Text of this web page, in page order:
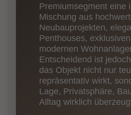
Premiumsegment eine
Mischung aus
Neubauprojekten,
Penthouses,
modernen
Entscheidend ist
das Objekt nicht nur
repräsentativ wirkt,
Lage, Privatsphäre,
Alltag wirklich